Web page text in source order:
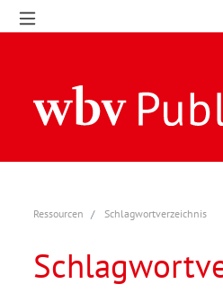
Ressourcen Schlagwortverzeichnis